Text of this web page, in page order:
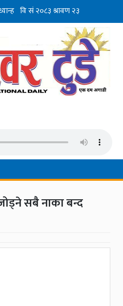
सबै नाका बन्द